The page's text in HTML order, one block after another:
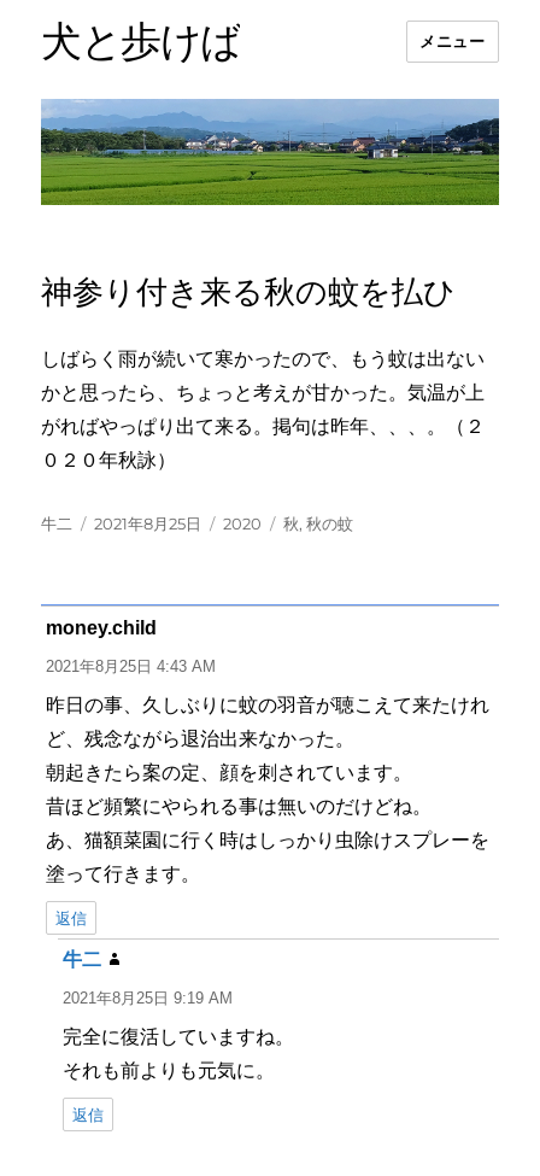
犬と歩けば メニュー
神参り付き来る秋の蚊を払ひ
しばらく雨が続いて寒かったので、もう蚊は出ない
かと思ったら、ちょっと考えが甘かった。気温が上
がればやっぱり出て来る。掲句は昨年、、、。（２
０２０年秋詠）
投
牛二
投
2021年8月25日
カ
2020
タ
秋,秋の蚊
money.child
り:
2021年8月25日 4:43 AM
昨日の事、久しぶりに蚊の羽音が聴こえて来たけれ
ど、残念ながら退治出来なかった。
朝起きたら案の定、顔を刺されています。
昔ほど頻繁にやられる事は無いのだけどね。
あ、猫額菜園に行く時はしっかり虫除けスプレーを
塗って行きます。
返信
牛二
り:
2021年8月25日 9:19 AM
完全に復活していますね。
それも前よりも元気に。
返信